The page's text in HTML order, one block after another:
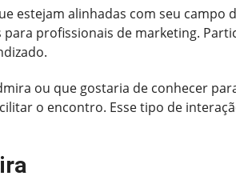
estejam alinhadas com seu campo
profissionais de marketing.
ou que gostaria de conhecer
o encontro. Esse tipo de